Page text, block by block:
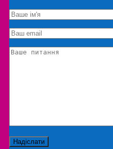
Екскурсія/локація